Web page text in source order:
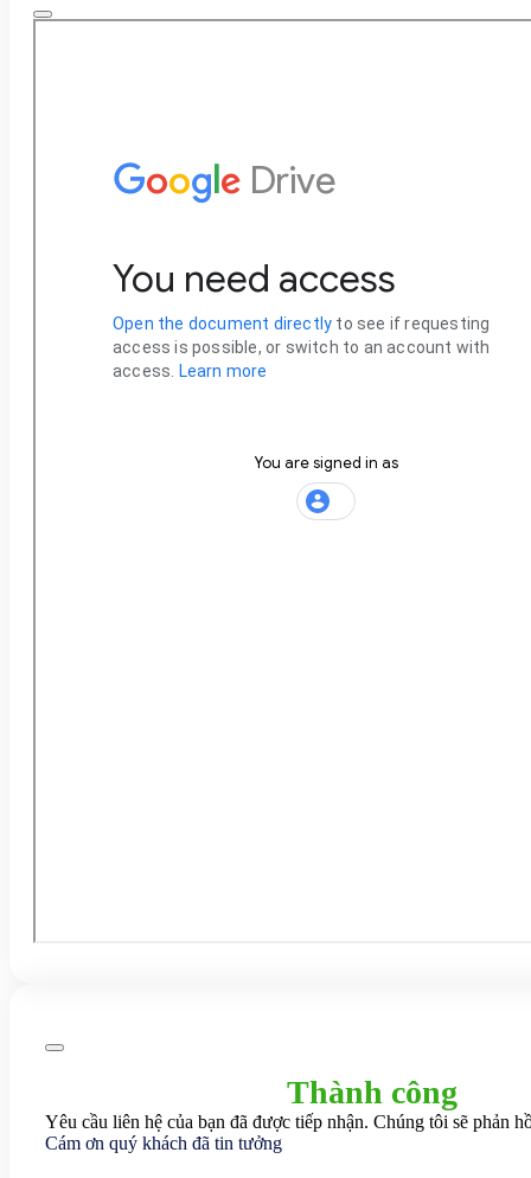
Thành công
Yêu cầu liên hệ của bạn đã được tiếp nhận. Chúng tôi sẽ phản
Cám ơn quý khách đã tin tưởng